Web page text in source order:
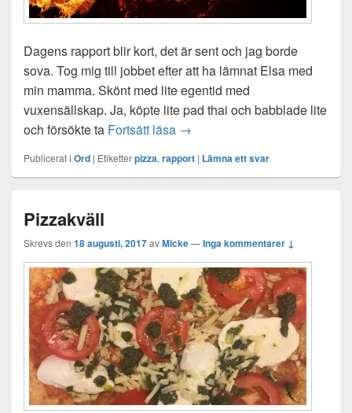
Dagens rapport blir kort, det är sent och jag borde
sova. Tog mig till jobbet efter att ha lämnat Elsa med
min mamma. Skönt med lite egentid med
vuxensällskap. Ja, köpte lite pad thai och babblade lite
och försökte ta Fortsätt läsa Snabb rapport från dagen
→
Publicerat i Ord | Etiketterpizza, rapport | Lämna ett svar
Pizzakväll
Skrevs den 18 augusti, 2017avMicke—Inga kommentarer ↓